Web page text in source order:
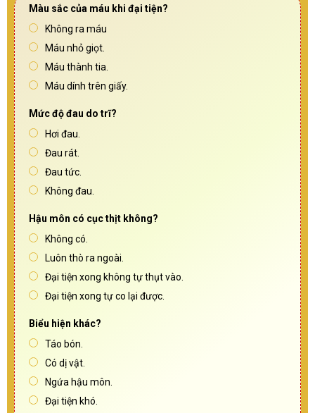
Màu sắc của máu khi đại tiện?
Không ra máu
Máu nhỏ giọt.
Máu thành tia.
Máu dính trên giấy.
Mức độ đau do trĩ?
Hơi đau.
Đau rát.
Đau tức.
Không đau.
Hậu môn có cục thịt không?
Không có.
Luôn thò ra ngoài.
Đại tiện xong không tự thụt vào.
Đại tiện xong tự co lại được.
Biểu hiện khác?
Táo bón.
Có dị vật.
Ngứa hậu môn.
Đại tiện khó.